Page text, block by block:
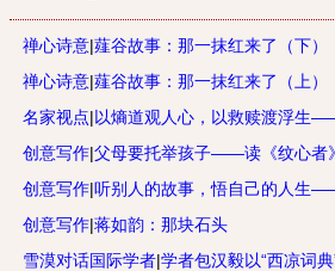
禅心诗意|薤谷故事：那一抹红来了（下）
禅心诗意|薤谷故事：那一抹红来了（上）
名家视点|以熵道观人心，以救赎渡浮生
创意写作|父母要托举孩子——读《纹心者
创意写作|听别人的故事，悟自己的人生
创意写作|蒋如韵：那块石头
雪漠对话国际学者|学者包汉毅以“西凉词典